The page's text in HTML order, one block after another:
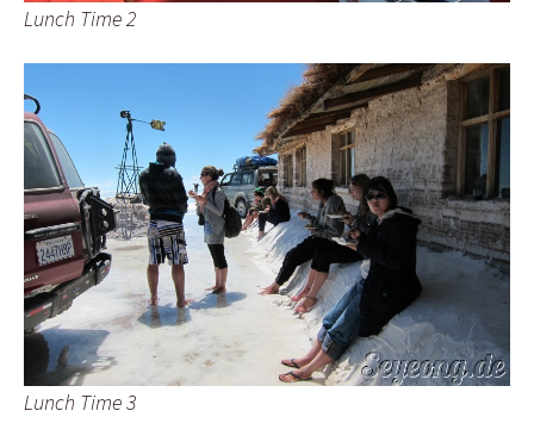
Lunch Time 2
Lunch Time 3